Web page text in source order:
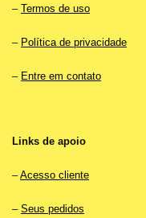
– Termos de uso
– Política de privacidade
– Entre em contato
Links de apoio
–Acesso cliente
– Seus pedidos